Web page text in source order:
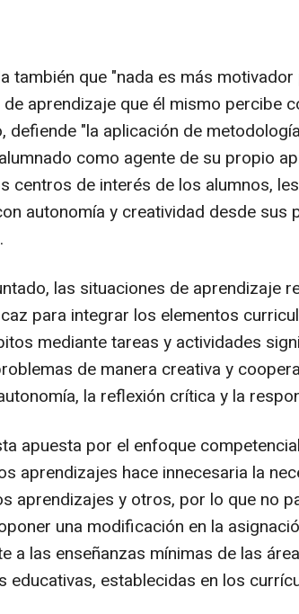
también que "nada es más
aprendizaje que él mismo percibe
defiende "la aplicación de
como agente de su propio
centros de interés de los alumnos,
autonomía y creatividad desde sus
las situaciones de aprendizaje
para integrar los elementos
mediante tareas y actividades
de manera creativa y
la reflexión crítica y la
apuesta por el enfoque
aprendizajes hace innecesaria la
aprendizajes y otros, por lo que no
una modificación en la
a las enseñanzas mínimas de las
educativas, establecidas en los